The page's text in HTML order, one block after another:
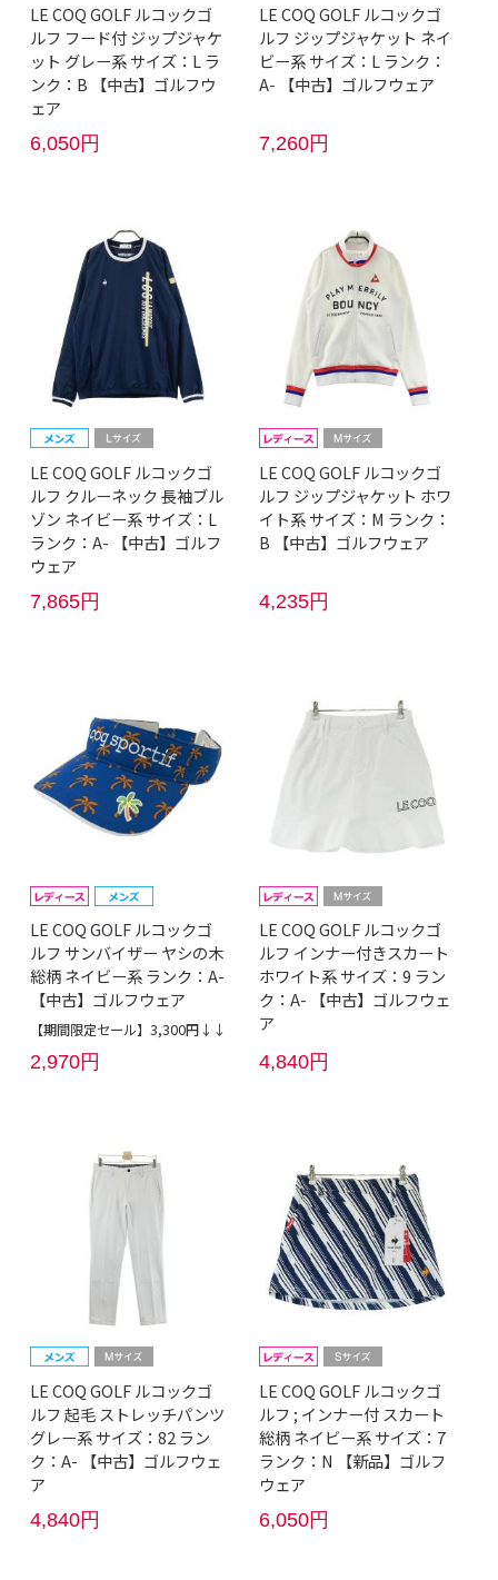
LE COQ GOLF ルコックゴ
ルフ フード付 ジップジャケ
ット グレー系 サイズ：L ラ
ンク：B 【中古】ゴルフウ
ェア
6,050円
LE COQ GOLF ルコックゴ
ルフ ジップジャケット ネイ
ビー系 サイズ：L ランク：
A- 【中古】ゴルフウェア
7,260円
LE COQ GOLF ルコックゴ
ルフ クルーネック 長袖ブル
ゾン ネイビー系 サイズ：L
ランク：A- 【中古】ゴルフ
ウェア
7,865円
LE COQ GOLF ルコックゴ
ルフ ジップジャケット ホワ
イト系 サイズ：M ランク：
B 【中古】ゴルフウェア
4,235円
LE COQ GOLF ルコックゴ
ルフ サンバイザー ヤシの木
総柄 ネイビー系 ランク：A-
【中古】ゴルフウェア
【期間限定セール】3,300円↓↓
2,970円
LE COQ GOLF ルコックゴ
ルフ インナー付きスカート
ホワイト系 サイズ：9 ラン
ク：A- 【中古】ゴルフウェ
ア
4,840円
LE COQ GOLF ルコックゴ
ルフ 起毛 ストレッチパンツ
グレー系 サイズ：82 ラン
ク：A- 【中古】ゴルフウェ
ア
4,840円
LE COQ GOLF ルコックゴ
ルフ ; インナー付 スカート
総柄 ネイビー系 サイズ：7
ランク：N 【新品】ゴルフ
ウェア
6,050円